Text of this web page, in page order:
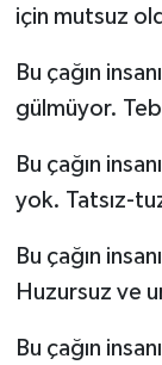
için mutsuz
Bu çağın
gülmüyor.
Bu çağın
yok. Tatsız-
Bu çağın
Huzursuz ve
Bu çağın